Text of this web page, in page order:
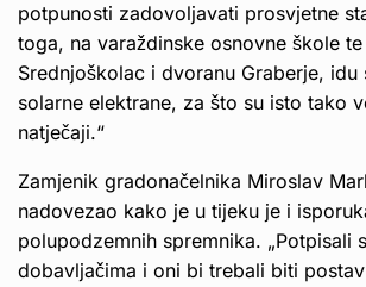
potpunosti zadovoljavati prosvjetne
toga, na varaždinske osnovne škole
Srednjoškolac i dvoranu Graberje, idu
solarne elektrane, za što su isto tako
natječaji.“
Zamjenik gradonačelnika Miroslav
nadovezao kako je u tijeku je i
polupodzemnih spremnika. „Potpisali
dobavljačima i oni bi trebali biti